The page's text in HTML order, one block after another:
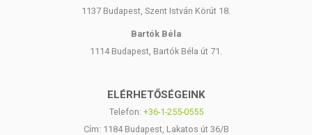
1137 Budapest, Szent István Körút 18.
Bartók Béla
1114 Budapest, Bartók Béla út 71.
ELÉRHETŐSÉGEINK
Telefon: +36-1-255-0555
Cím: 1184 Budapest, Lakatos út 36/B